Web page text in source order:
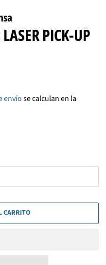
PICK-UP
envíose calculan en la
CARRITO